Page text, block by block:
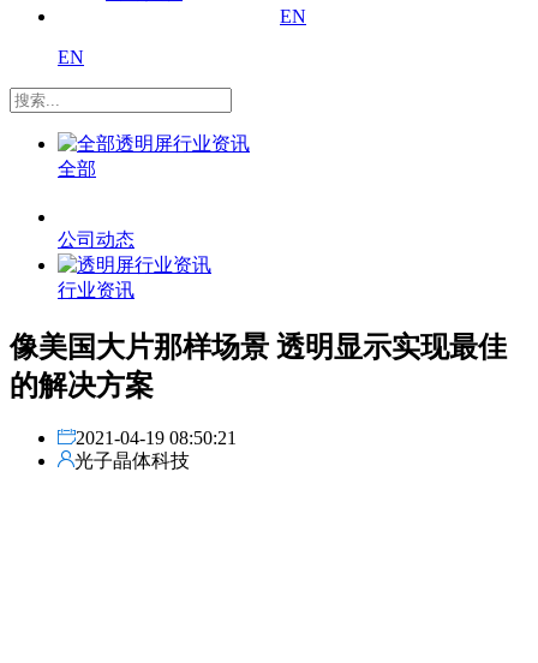
EN
EN
全部
公司动态
行业资讯
像美国大片那样场景 透明显示实现最佳
的解决方案
2021-04-19 08:50:21
光子晶体科技